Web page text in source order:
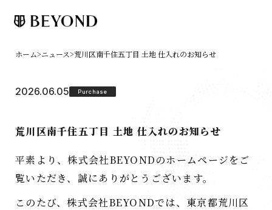
ホーム>ニュース>荒川区南千住五丁目 土地 仕入れのお知らせ
2026.06.05 Purchase
荒川区南千住五丁目 土地 仕入れのお知らせ
平素より、株式会社BEYONDのホームページをご
覧いただき、誠にありがとうございます。
このたび、株式会社BEYONDでは、東京都荒川区